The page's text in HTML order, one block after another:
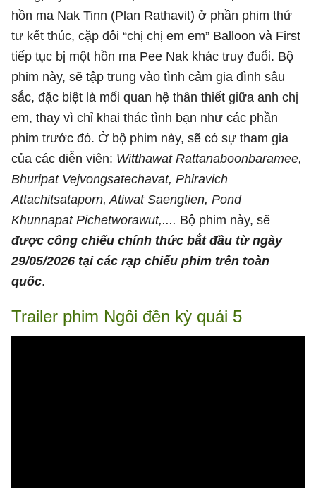
hồn ma Nak Tinn (Plan Rathavit) ở phần phim thứ
tư kết thúc, cặp đôi “chị chị em em” Balloon và First
tiếp tục bị một hồn ma Pee Nak khác truy đuổi. Bộ
phim này, sẽ tập trung vào tình cảm gia đình sâu
sắc, đặc biệt là mối quan hệ thân thiết giữa anh chị
em, thay vì chỉ khai thác tình bạn như các phần
phim trước đó. Ở bộ phim này, sẽ có sự tham gia
của các diễn viên: Witthawat Rattanaboonbaramee,
Bhuripat Vejvongsatechavat, Phiravich
Attachitsataporn, Atiwat Saengtien, Pond
Khunnapat Pichetworawut,.... Bộ phim này, sẽ
được công chiếu chính thức bắt đầu từ ngày
29/05/2026 tại các rạp chiếu phim trên toàn
quốc.
Trailer phim Ngôi đền kỳ quái 5